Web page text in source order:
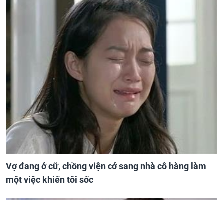
Vợ đang ở cữ, chồng viện cớ sang nhà cô hàng làm
một việc khiến tôi sốc